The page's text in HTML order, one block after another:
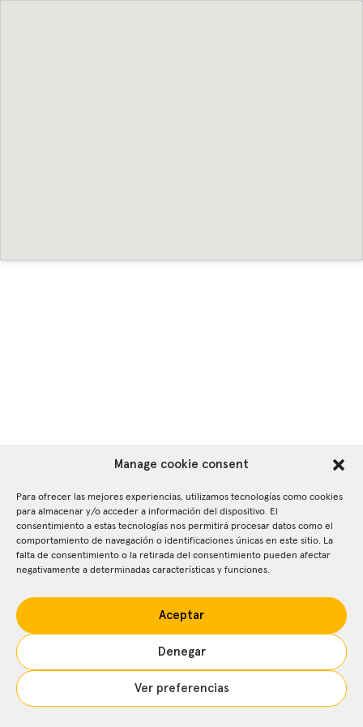
Manage cookie consent
Para ofrecer las mejores experiencias, utilizamos tecnologías como cookies
para almacenar y/o acceder a información del dispositivo. El
consentimiento a estas tecnologías nos permitirá procesar datos como el
comportamiento de navegación o identificaciones únicas en este sitio. La
falta de consentimiento o la retirada del consentimiento pueden afectar
negativamente a determinadas características y funciones.
Aceptar
Denegar
Ver preferencias